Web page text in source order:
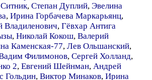
, Степан Дуплий, Эвелина
, Ирина Горбачева Маркарьянц,
, Гёвхар Антига
, Николай Кокош, Валерий
Каменская-77, Лев Ольшанский,
Филимонов, Сергей Холланд,
2, Евгений Шейнман, Андрей
Гольдин, Виктор Минаков, Ирина